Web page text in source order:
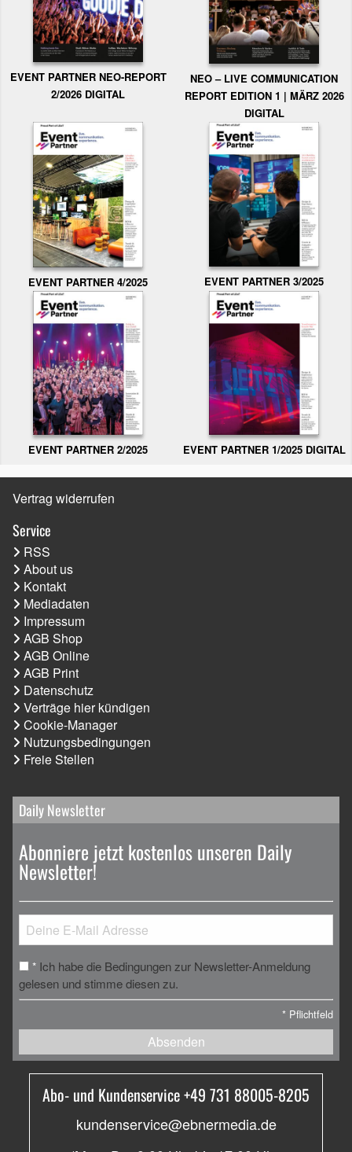
EVENT PARTNER NEO-REPORT
2/2026 DIGITAL
NEO – LIVE COMMUNICATION
REPORT EDITION 1 | MÄRZ 2026
DIGITAL
EVENT PARTNER 4/2025 EVENT PARTNER 3/2025
EVENT PARTNER 2/2025 EVENT PARTNER 1/2025 DIGITAL
Vertrag widerrufen
Service
RSS
About us
Kontakt
Mediadaten
Impressum
AGB Shop
AGB Online
AGB Print
Datenschutz
Verträge hier kündigen
Cookie-Manager
Nutzungsbedingungen
Freie Stellen
Daily Newsletter
Abonniere jetzt kostenlos unseren Daily
Newsletter!
* Ich habe die Bedingungen zur Newsletter-Anmeldung
gelesen und stimme diesen zu.
* Pflichtfeld
Absenden
Abo- und Kundenservice +49 731 88005-8205
kundenservice@ebnermedia.de